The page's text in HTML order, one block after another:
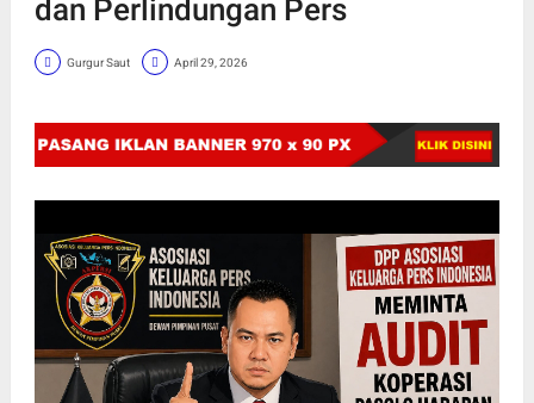
dan Perlindungan Pers
Gurgur Saut April 29, 2026